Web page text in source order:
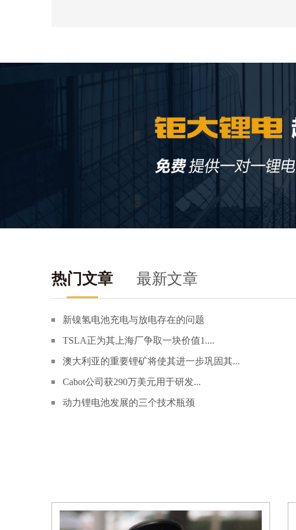
热门文章 最新文章
新镍氢电池充电与放电存在的问题
TSLA正为其上海厂争取一块价值1....
澳大利亚的重要锂矿将使其进一步巩固其...
Cabot公司获290万美元用于研发...
动力锂电池发展的三个技术瓶颈